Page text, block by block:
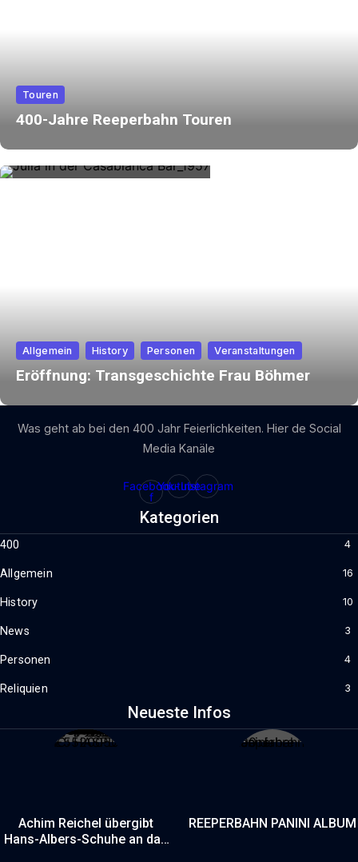
Touren
400-Jahre Reeperbahn Touren
Allgemein History Personen Veranstaltungen
Eröffnung: Transgeschichte Frau Böhmer
Was geht ab bei den 400 Jahr Feierlichkeiten. Hier de Social
Media Kanäle
Facebook-
f
YoutubeInstagram
Kategorien
400 4
Allgemein 16
History 10
News 3
Personen 4
Reliquien 3
Neueste Infos
Achim Reichel übergibt
Hans-Albers-Schuhe an das
REEPERBAHN PANINI ALBUM